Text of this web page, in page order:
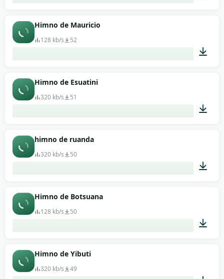
Himno de Mauricio
128 kb/s 52
Himno de Esuatini
320 kb/s 51
himno de ruanda
320 kb/s 50
Himno de Botsuana
128 kb/s 50
Himno de Yibuti
320 kb/s 49